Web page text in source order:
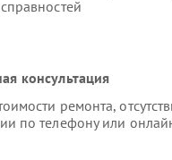
консультация
ремонта,
по телефону или